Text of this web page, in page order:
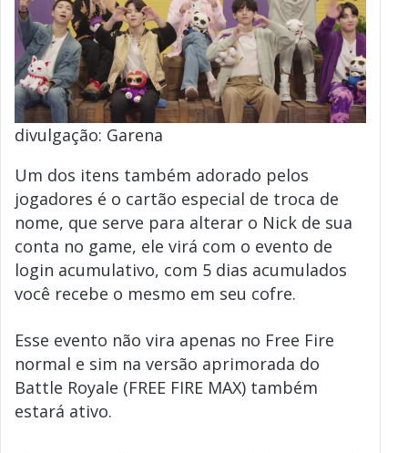
divulgação: Garena
Um dos itens também adorado pelos
jogadores é o cartão especial de troca de
nome, que serve para alterar o Nick de sua
conta no game, ele virá com o evento de
login acumulativo, com 5 dias acumulados
você recebe o mesmo em seu cofre.
Esse evento não vira apenas no Free Fire
normal e sim na versão aprimorada do
Battle Royale (FREE FIRE MAX) também
estará ativo.